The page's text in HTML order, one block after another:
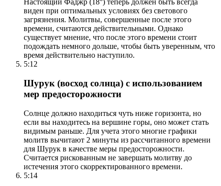
Настоящий Фаджр (18°) теперь должен быть всегда
виден при оптимальных условиях без светового
загрязнения. Молитвы, совершенные после этого
времени, считаются действительными. Однако
существует мнение, что после этого времени стоит
подождать немного дольше, чтобы быть уверенным, что
время действительно наступило.
5:12
Шурук (восход солнца) с использованием
мер предосторожности
Солнце должно находиться чуть ниже горизонта, но
если вы находитесь на вершине горы, оно может стать
видимым раньше. Для учета этого многие графики
молитв вычитают 2 минуты из рассчитанного времени
для Шурук в качестве меры предосторожности.
Считается рискованным не завершать молитву до
истечения этого скорректированного времени.
5:14